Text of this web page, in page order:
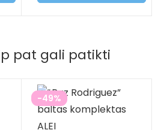
pat gali patikti
-49%